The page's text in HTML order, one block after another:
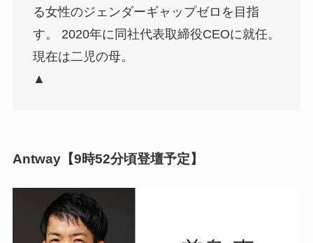
る女性のジェンダーギャップゼロを目指
す。 2020年に同社代表取締役CEOに就任。
現在は二児の母。
▲
Antway【9時52分頃登壇予定】